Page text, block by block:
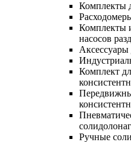
Комплекты
Комплекты
насосов
Аксессуары
Комплект
Ручные